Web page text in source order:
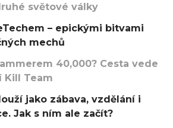
světové války
– epickými bitvami
mechů
40,000? Cesta vede
Kill Team
jako zábava, vzdělání i
Jak s ním ale začít?